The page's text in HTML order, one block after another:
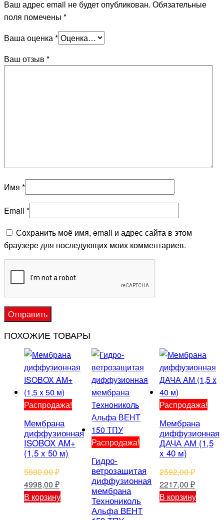
Ваш адрес email не будет опубликован. Обязательные
поля помечены *
Ваша оценка*
Ваш отзыв *
Имя *
Email *
Сохранить моё имя, email и адрес сайта в этом
браузере для последующих моих комментариев.
ПОХОЖИЕ ТОВАРЫ
Распродажа!
Мембрана
диффузионная
ISOBOX AM+
(1,5 x 50 м)
5880,00₽
Первоначальная
цена
4998,00 ₽Текущая
цена:
4998,00 ₽.
В корзину
Распродажа!
Гидро-
ветрозащитая
диффузионная
мембрана
Технониколь
Альфа ВЕНТ
Распродажа!
Мембрана
диффузионная
ДАЧА АМ (1,5
x 40 м)
2592,00₽
Первоначальная
цена
2217,00 ₽
цена:
В корзину